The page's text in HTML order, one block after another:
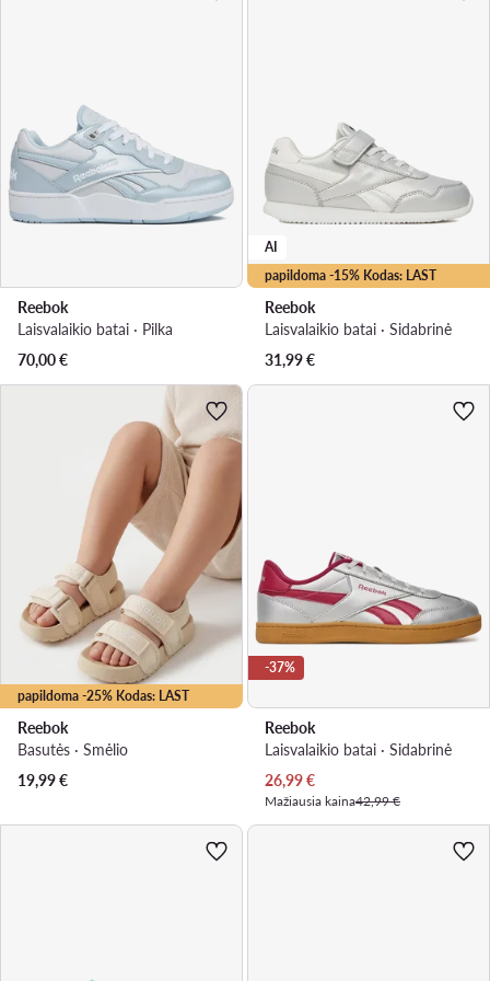
Reebok
Laisvalaikio batai · Pilka
70,00€
papildoma -15% Kodas: LAST
AI
Reebok
Laisvalaikio batai · Sidabrinė
31,99€
papildoma -25% Kodas: LAST
Reebok
Basutės · Smėlio
19,99€
-37%
Reebok
Laisvalaikio batai · Sidabrinė
Dabartinė kaina
26,99€
Mažiausia kaina42,99 €